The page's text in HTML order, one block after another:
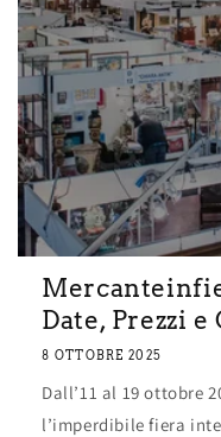
Date, Prezzi e
8 OTTOBRE 2025
Dall’11 al 19 ottobre
l’imperdibile fiera